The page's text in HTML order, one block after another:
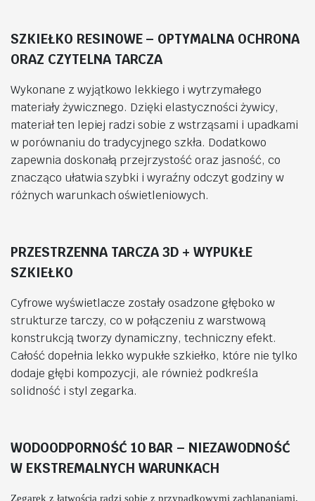
SZKIEŁKO RESINOWE – OPTYMALNA OCHRONA
ORAZ CZYTELNA TARCZA
Wykonane z wyjątkowo lekkiego i wytrzymałego
materiały żywicznego. Dzięki elastyczności żywicy,
materiał ten lepiej radzi sobie z wstrząsami i upadkami
w porównaniu do tradycyjnego szkła. Dodatkowo
zapewnia doskonałą przejrzystość oraz jasność, co
znacząco ułatwia szybki i wyraźny odczyt godziny w
różnych warunkach oświetleniowych.
PRZESTRZENNA TARCZA 3D + WYPUKŁE
SZKIEŁKO
Cyfrowe wyświetlacze zostały osadzone głęboko w
strukturze tarczy, co w połączeniu z warstwową
konstrukcją tworzy dynamiczny, techniczny efekt.
Całość dopełnia lekko wypukłe szkiełko, które nie tylko
dodaje głębi kompozycji, ale również podkreśla
solidność i styl zegarka.
WODOODPORNOŚĆ 10 BAR – NIEZAWODNOŚĆ
W EKSTREMALNYCH WARUNKACH
Zegarek z łatwością radzi sobie z przypadkowymi zachlapaniami,